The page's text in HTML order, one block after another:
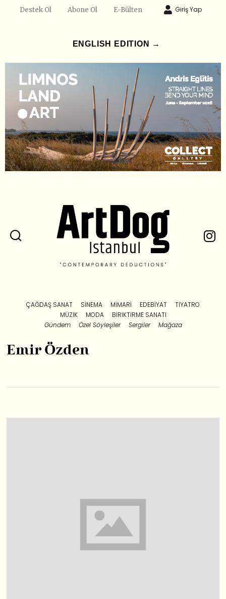
Destek Ol Abone Ol E-Bülten Giriş Yap
ENGLISH EDITION →
ÇAĞDAŞ SANAT SINEMA MIMARI EDEBIYAT
TIYATRO
MÜZIK
MODA
BIRIKTIRME SANATI
Gündem
Özel Söyleşiler Sergiler Mağaza
Emir Özden